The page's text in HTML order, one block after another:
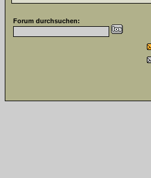
Forum durchsuchen: